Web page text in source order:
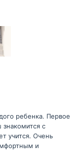
ребенка. Первое
с
учится. Очень
и